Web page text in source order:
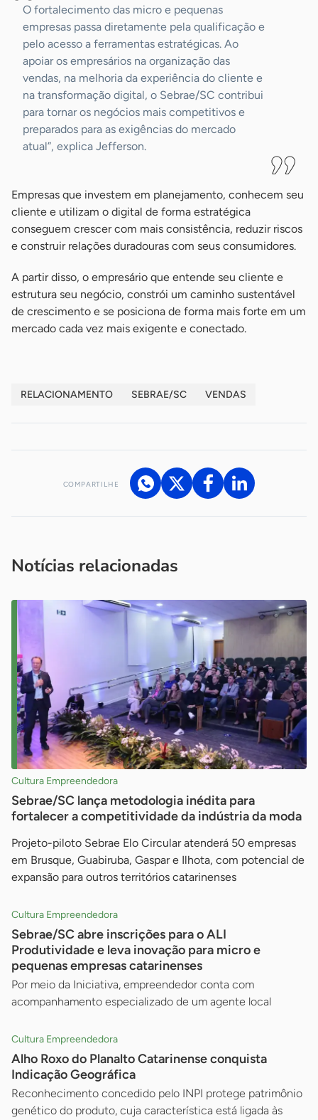
O fortalecimento das micro e pequenas
empresas passa diretamente pela qualificação e
pelo acesso a ferramentas estratégicas. Ao
apoiar os empresários na organização das
vendas, na melhoria da experiência do cliente e
na transformação digital, o Sebrae/SC contribui
para tornar os negócios mais competitivos e
preparados para as exigências do mercado
atual”, explica Jefferson.
Empresas que investem em planejamento, conhecem seu
cliente e utilizam o digital de forma estratégica
conseguem crescer com mais consistência, reduzir riscos
e construir relações duradouras com seus consumidores.
A partir disso, o empresário que entende seu cliente e
estrutura seu negócio, constrói um caminho sustentável
de crescimento e se posiciona de forma mais forte em um
mercado cada vez mais exigente e conectado.
RELACIONAMENTO SEBRAE/SC VENDAS
COMPARTILHE
Notícias relacionadas
Cultura Empreendedora
Sebrae/SC lança metodologia inédita para
fortalecer a competitividade da indústria da moda
Projeto-piloto Sebrae Elo Circular atenderá 50 empresas
em Brusque, Guabiruba, Gaspar e Ilhota, com potencial de
expansão para outros territórios catarinenses
Cultura Empreendedora
Sebrae/SC abre inscrições para o ALI
Produtividade e leva inovação para micro e
pequenas empresas catarinenses
Por meio da Iniciativa, empreendedor conta com
acompanhamento especializado de um agente local
Cultura Empreendedora
Alho Roxo do Planalto Catarinense conquista
Indicação Geográfica
Reconhecimento concedido pelo INPI protege patrimônio
genético do produto, cuja característica está ligada às